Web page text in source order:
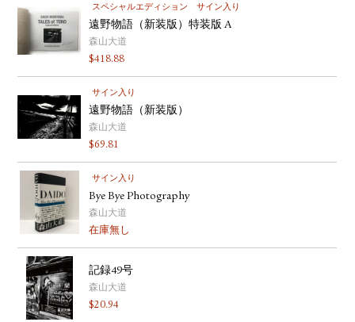
スペシャルエディション サイン入り
遠野物語（新装版）特装版 A
森山大道
$418.88
サイン入り
遠野物語（新装版）
森山大道
$69.81
サイン入り
Bye Bye Photography
森山大道
在庫無し
記録49号
森山大道
$20.94